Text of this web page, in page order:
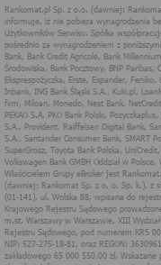
Polityka
internetowych
o.o. (dawniej:
k.)
Rankomat.pl Sp. z o.o.
siedzibą w Warszawie
przedsiębiorców
przez Sąd Rejonowy
Wydział
numerem KRS
oraz REGON:
na swoich stronach
Zasady
użytkownika w ramach
ze stron internetowych i